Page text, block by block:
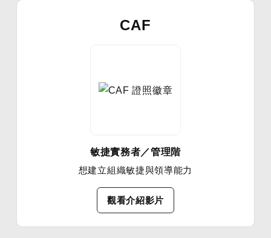
CAF
敏捷實務者／管理階
想建立組織敏捷與領導能力
觀看介紹影片